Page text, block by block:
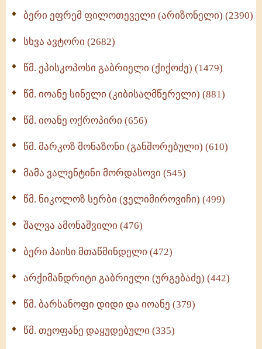
სულიერი ცხოვრების სახელმძღვანელო -
ნაწილი II (369)
ბერი ეფრემ ფილოთეველი (არიზონელი) (2390)
სხვა ავტორი (2682)
წმ. ეპისკოპოსი გაბრიელი (ქიქოძე) (1479)
წმ. იოანე სინელი (კიბისაღმწერელი) (881)
წმ. იოანე ოქროპირი (656)
წმ. მარკოზ მონაზონი (განშორებული) (610)
მამა ვალენტინი მორდასოვი (545)
წმ. ნიკოლოზ სერბი (ველიმიროვიჩი) (499)
შალვა ამონაშვილი (476)
ბერი პაისი მთაწმინდელი (472)
არქიმანდრიტი გაბრიელი (ურგებაძე) (442)
წმ. ბარსანოფი დიდი და იოანე (379)
წმ. თეოფანე დაყუდებული (335)